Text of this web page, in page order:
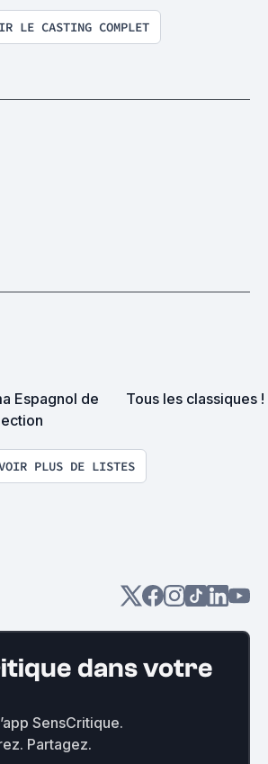
LE CASTING COMPLET
Espagnol de
Tous les classiques !
PLUS DE LISTES
dans votre
SensCritique.
Partagez.